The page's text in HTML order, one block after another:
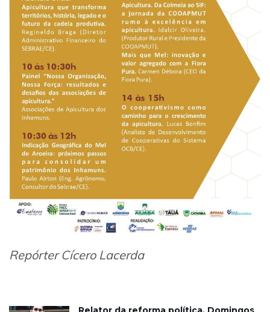
Repórter Cícero Lacerda